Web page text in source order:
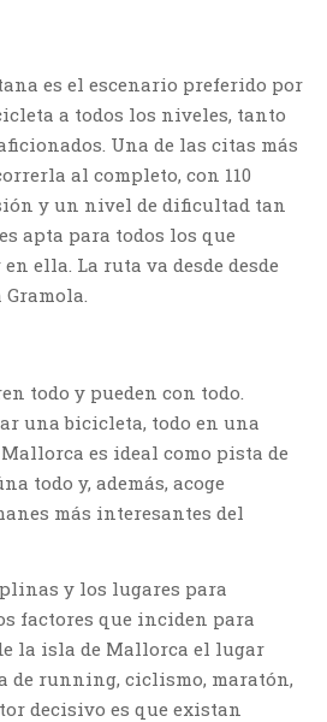
es el escenario preferido por
a todos los niveles, tanto
Una de las citas más
al completo, con 110
y un nivel de dificultad tan
apta para todos los que
ella. La ruta va desde desde
Gramola.
todo y pueden con todo.
una bicicleta, todo en una
es ideal como pista de
todo y, además, acoge
más interesantes del
y los lugares para
factores que inciden para
la isla de Mallorca el lugar
de running, ciclismo, maratón,
decisivo es que existan